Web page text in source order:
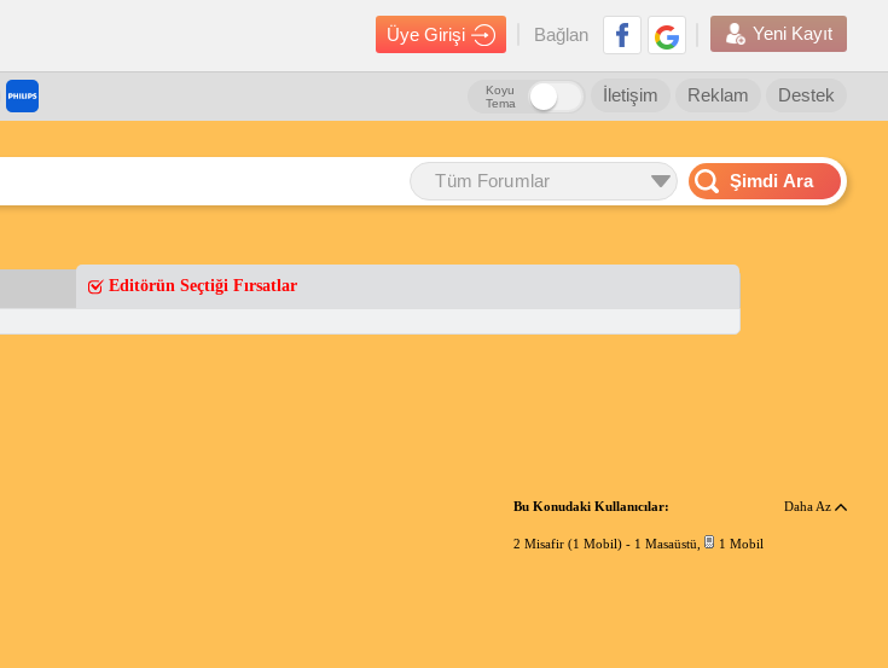
Üye Girişi Bağlan Yeni Kayıt
Destek
Reklam
İletişim
Koyu
Tema
Tüm Forumlar Şimdi Ara
Editörün Seçtiği Fırsatlar
Bu Konudaki Kullanıcılar: Daha Az
2 Misafir (1 Mobil) - 1 Masaüstü 1 Mobil